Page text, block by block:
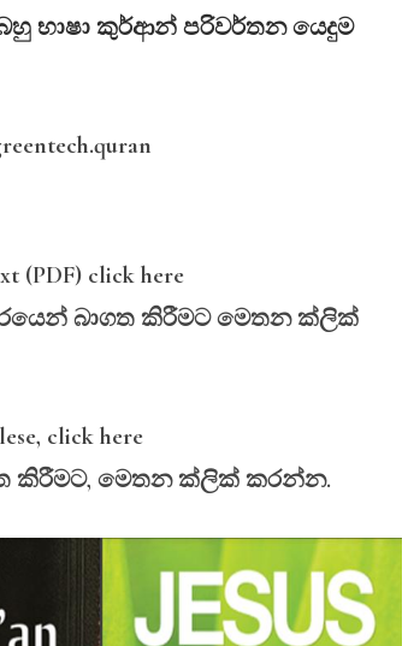
භාෂා කුර්ආන් පරිවර්තනයෙදුම
(PDF) click here
බාගත කිරීමටමෙතන ක්ලික්
click here
කිරීමට, මෙතන ක්ලික් කරන්න.